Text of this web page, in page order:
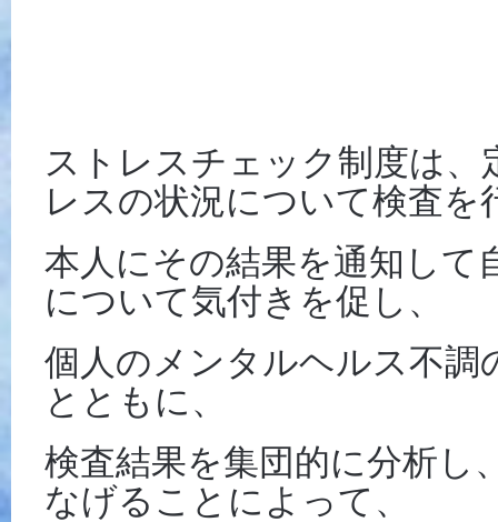
ストレスチェック制度は、
レスの状況について検査を
本人にその結果を通知して
について気付きを促し、
個人のメンタルヘルス不調
とともに、
検査結果を集団的に分析し
なげることによって、